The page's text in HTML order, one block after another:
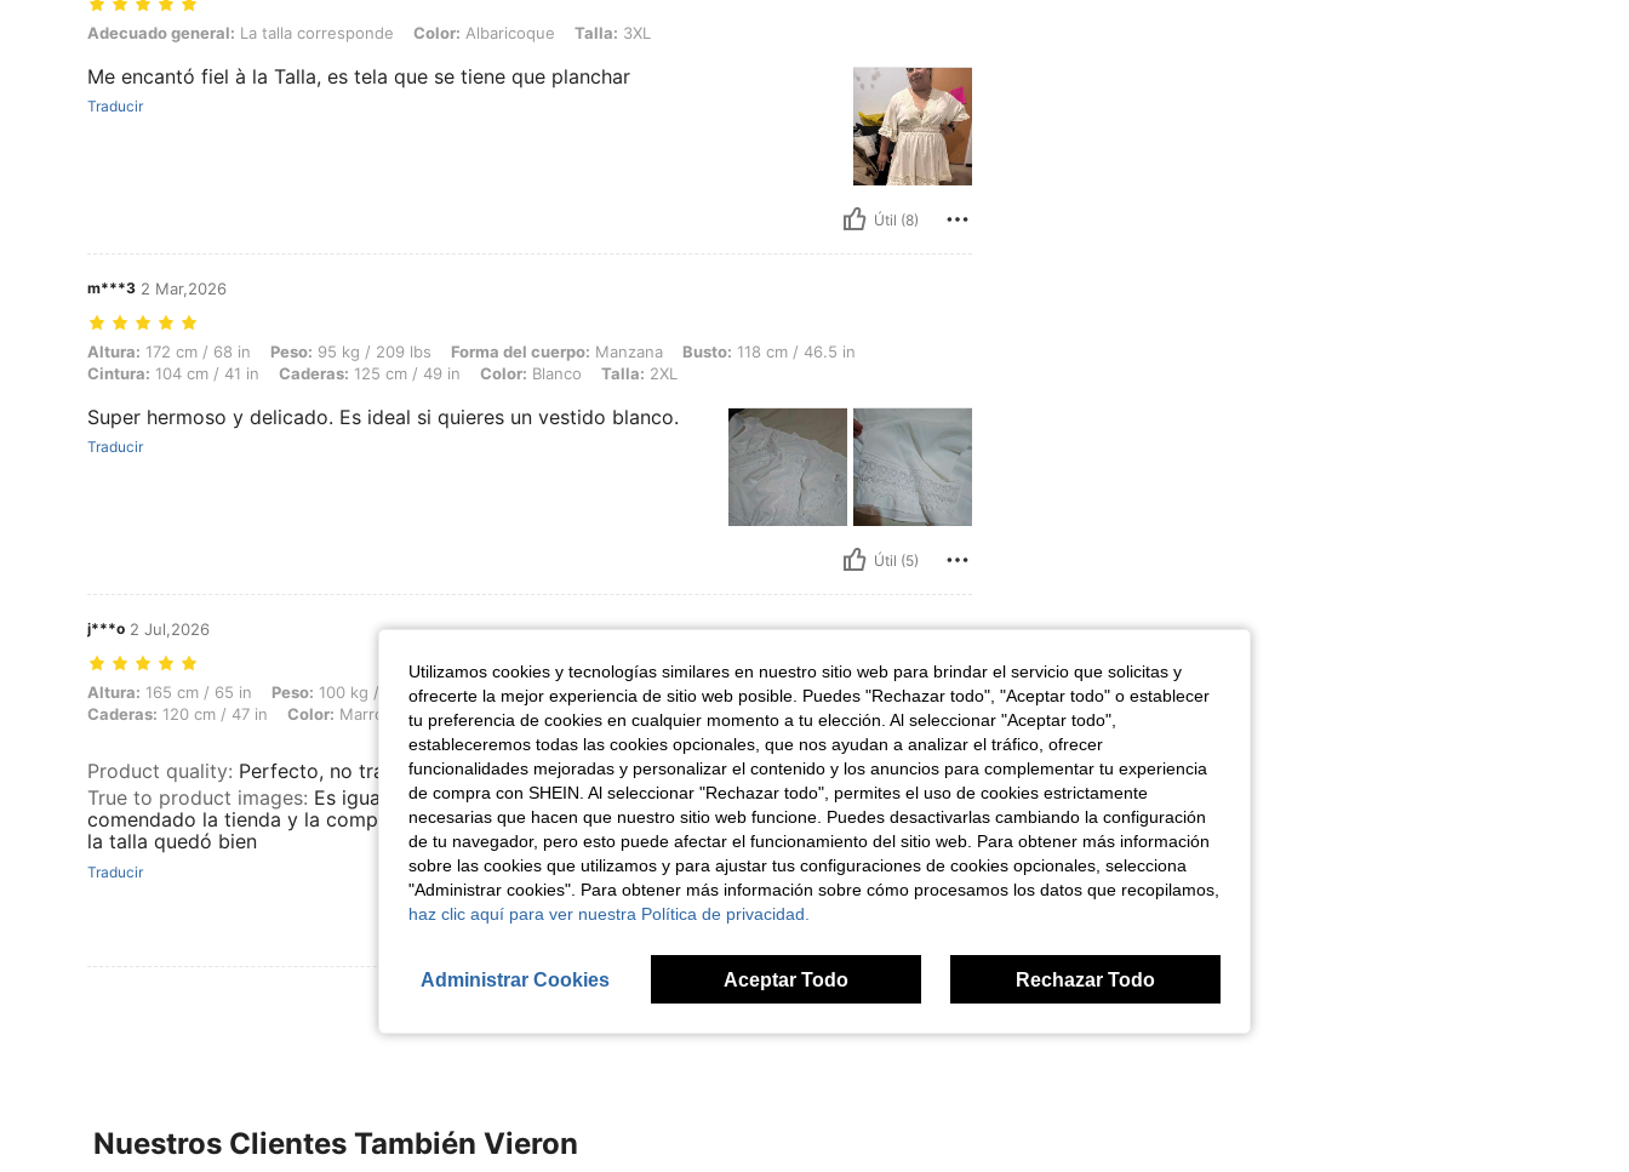
Adecuado general: La talla corresponde, Color: Albaricoque, Talla: 3XL
Adecuado general: La talla corresponde Color: Albaricoque Talla: 3XL
Me encantó fiel à la Talla, es tela que se tiene que planchar
Traducir
Útil (8)
m***3 2 Mar,2026
Altura: 172 cm / 68 in, Peso: 95 kg / 209 lbs, Forma del cuerpo: Manzana, Busto: 118 cm / 46.5 in, Cintura: 104 cm / 41 in, Caderas: 125 cm / 49 in, Color: Blanco, Talla: 2XL
Altura: 172 cm / 68 in Peso: 95 kg / 209 lbs Forma del cuerpo: Manzana Busto: 118 cm / 46.5 in
Cintura: 104 cm / 41 in Caderas: 125 cm / 49 in Color: Blanco Talla: 2XL
Super hermoso y delicado. Es ideal si quieres un vestido blanco.
Traducir
Útil (5)
j***o 2 Jul,2026
Altura: 165 cm / 65 in, Peso: 100 kg / 220 lbs, Busto: 90 cm / 35.4 in, Cintura: 84 cm / 33 in, Caderas: 120 cm / 47 in, Color: Marrón, Talla: 0XL
Altura: 165 cm / 65 in Peso: 100 kg / 220 lbs Busto:90 cm / 35.4 in Cintura:84 cm / 33 in
Caderas: 120 cm / 47 in Color: Marrón Talla:0XL
Product quality: Perfecto, no transparenta y estira
True to product images: Es igual muy satisfecha Muy re
comendado la tienda y la compra soy 15 de pantalón y
la talla quedó bien
Traducir
Nuestros Clientes También Vieron
Utilizamos cookies y tecnologías similares en nuestro sitio web para brindar el servicio que solicitas y
ofrecerte la mejor experiencia de sitio web posible. Puedes "Rechazar todo", "Aceptar todo" o establecer
tu preferencia de cookies en cualquier momento a tu elección. Al seleccionar "Aceptar todo",
estableceremos todas las cookies opcionales, que nos ayudan a analizar el tráfico, ofrecer
funcionalidades mejoradas y personalizar el contenido y los anuncios para complementar tu experiencia
de compra con SHEIN. Al seleccionar "Rechazar todo", permites el uso de cookies estrictamente
necesarias que hacen que nuestro sitio web funcione. Puedes desactivarlas cambiando la configuración
de tu navegador, pero esto puede afectar el funcionamiento del sitio web. Para obtener más información
sobre las cookies que utilizamos y para ajustar tus configuraciones de cookies opcionales, selecciona
"Administrar cookies". Para obtener más información sobre cómo procesamos los datos que recopilamos,
haz clic aquí para ver nuestra Política de privacidad.
Administrar Cookies Aceptar Todo Rechazar Todo